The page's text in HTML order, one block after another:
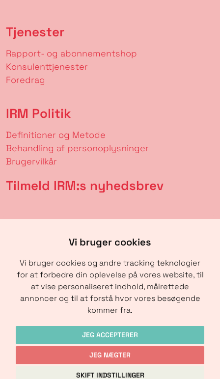
Vi bruger cookies
Vi bruger cookies og andre tracking teknologier
for at forbedre din oplevelse på vores website, til
at vise personaliseret indhold, målrettede
annoncer og til at forstå hvor vores besøgende
kommer fra.
JEG ACCEPTERER
JEG NÆGTER
SKIFT INDSTILLINGER
Tjenester
Rapport- og abonnementshop
Konsulenttjenester
Foredrag
IRM Politik
Definitioner og Metode
Behandling af personoplysninger
Brugervilkår
Tilmeld IRM:s nyhedsbrev
SENDE
Copyright © IRM-Media 2024